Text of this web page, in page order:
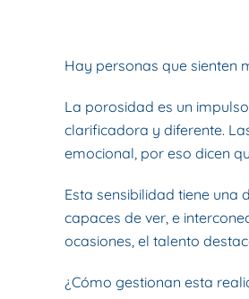
Hay personas que sienten
La porosidad es un
clarificadora y diferente.
emocional, por eso dicen
Esta sensibilidad tiene
capaces de ver, e
ocasiones, el talento
¿Cómo gestionan esta